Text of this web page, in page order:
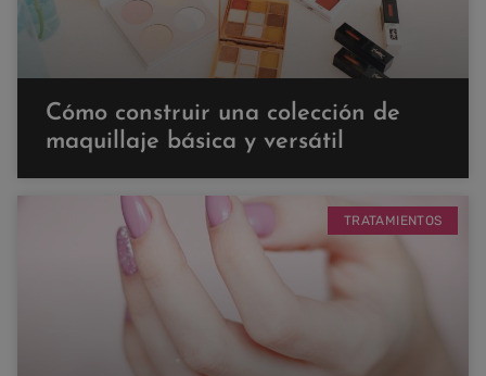
Cómo construir una colección de
maquillaje básica y versátil
TRATAMIENTOS